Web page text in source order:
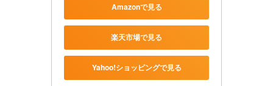
Amazonで見る
楽天市場で見る
Yahoo!ショッピングで見る